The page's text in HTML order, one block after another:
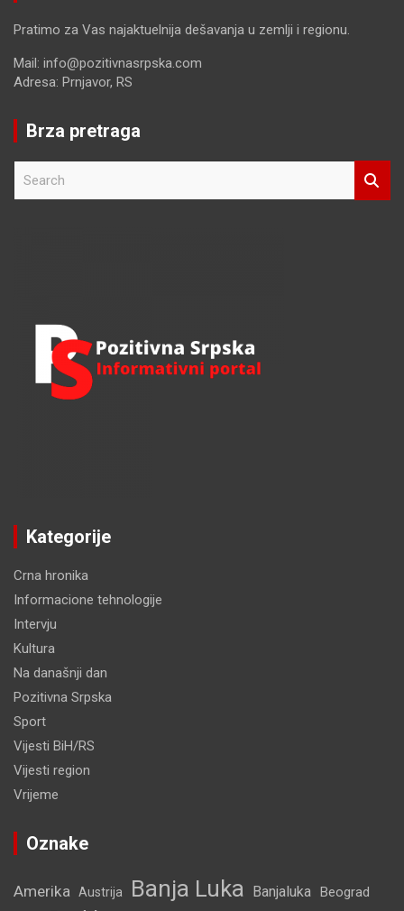
Pratimo za Vas najaktuelnija dešavanja u zemlji i regionu.
Mail: info@pozitivnasrpska.com
Adresa: Prnjavor, RS
Brza pretraga
Kategorije
Crna hronika
Informacione tehnologije
Intervju
Kultura
Na današnji dan
Pozitivna Srpska
Sport
Vijesti BiH/RS
Vijesti region
Vrijeme
Oznake
Amerika Austrija Banja Luka Banjaluka Beograd